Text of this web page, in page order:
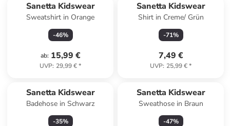
Sanetta Kidswear
Sweatshirt in Orange
-46%
ab: 15,99 €
UVP: 29,99 €*
Sanetta Kidswear
Shirt in Creme/ Grün
-71%
7,49 €
UVP: 25,99 €*
Sanetta Kidswear
Badehose in Schwarz
-35%
Sanetta Kidswear
Sweathose in Braun
-47%